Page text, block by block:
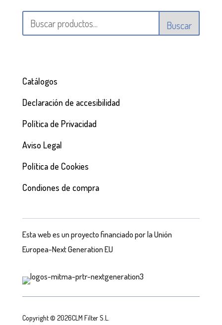
Buscar
Catálogos
Declaración de accesibilidad
Política de Privacidad
Aviso Legal
Política de Cookies
Condiones de compra
Esta web es un proyecto financiado por la Unión
Europea-Next Generation EU
Copyright © 2026CLM Filter S.L.